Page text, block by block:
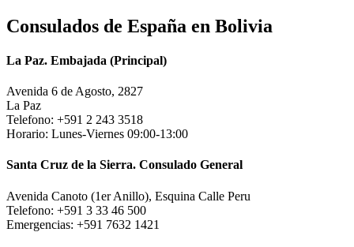
Consulados de España en Bolivia
La Paz. Embajada (Principal)
Avenida 6 de Agosto, 2827
La Paz
Telefono: +591 2 243 3518
Horario: Lunes-Viernes 09:00-13:00
Santa Cruz de la Sierra. Consulado General
Avenida Canoto (1er Anillo), Esquina Calle Peru
Telefono: +591 3 33 46 500
Emergencias: +591 7632 1421